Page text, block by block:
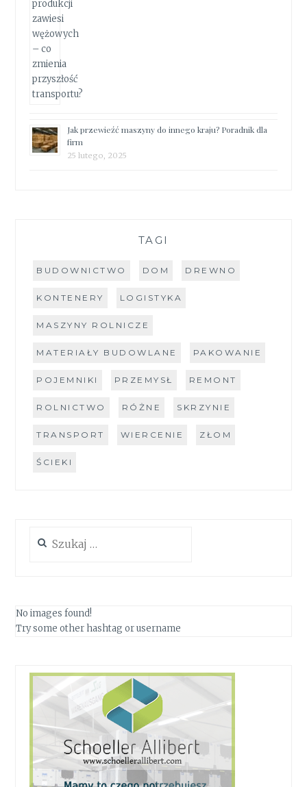
Jak przewieźć maszyny do innego kraju? Poradnik dla
firm
25 lutego, 2025
TAGI
BUDOWNICTWO DOM DREWNO
KONTENERY LOGISTYKA
MASZYNY ROLNICZE
MATERIAŁY BUDOWLANE PAKOWANIE
POJEMNIKI PRZEMYSŁ REMONT
ROLNICTWO RÓŻNE SKRZYNIE
TRANSPORT WIERCENIE ZŁOM
ŚCIEKI
No images found!
Try some other hashtag or username